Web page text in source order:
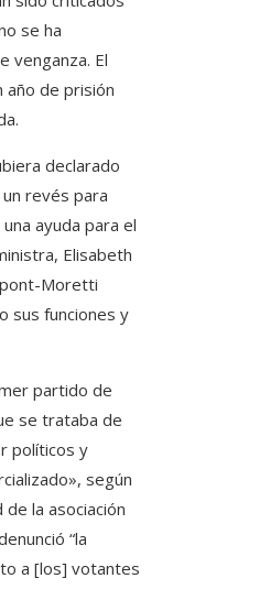
se ha
venganza. El
año de prisión
declarado
revés para
ayuda para el
Elisabeth
Moretti
sus funciones y
partido de
se trataba de
políticos y
según
de la asociación
“la
a [los] votantes